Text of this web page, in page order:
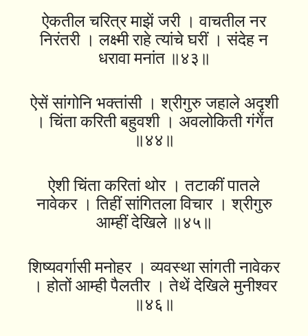
ऐकतील चरित्र माझें जरी । वाचतील नर
निरंतरी । लक्ष्मी राहे त्यांचे घरीं । संदेह न
धरावा मनांत ॥४३॥
ऐसें सांगोनि भक्तांसी । श्रीगुरु जहाले अदृशी
। चिंता करिती बहुवशी । अवलोकिती गंगेंत
॥४४॥
ऐशी चिंता करितां थोर । तटाकीं पातले
नावेकर । तिहीं सांगितला विचार । श्रीगुरु
आम्हीं देखिले ॥४५॥
शिष्यवर्गासी मनोहर । व्यवस्था सांगती नावेकर
। होतों आम्ही पैलतीर । तेथें देखिले मुनीश्वर
॥४६॥